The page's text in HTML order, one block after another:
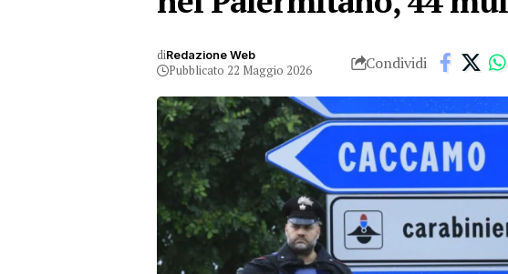
diRedazione Web
Pubblicato 22 Maggio 2026 Condividi